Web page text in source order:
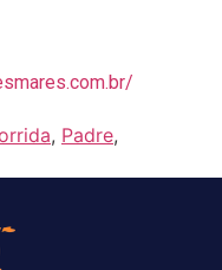
, Padre,